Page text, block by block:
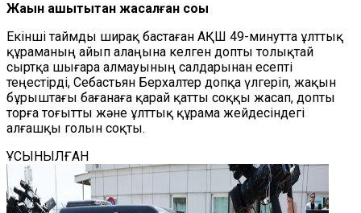
Жақын қашықтықтан жасалған соққы
Екінші таймды ширақ бастаған АҚШ 49-минутта ұлттық
құраманың айып алаңына келген допты толықтай
сыртқа шығара алмауының салдарынан есепті
теңестірді, Себастьян Берхалтер допқа үлгеріп, жақын
бұрыштағы бағанаға қарай қатты соққы жасап, допты
торға тоғытты және ұлттық құрама жейдесіндегі
алғашқы голын соқты.
ҰСЫНЫЛҒАН